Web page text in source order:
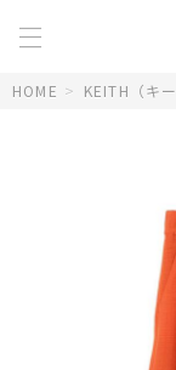
HOME > KEITH（キー